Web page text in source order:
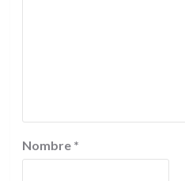
Nombre *